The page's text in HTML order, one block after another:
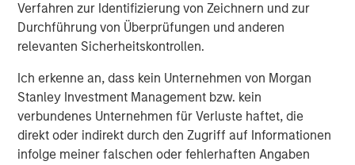
Verfahren zur Identifizierung von Zeichnern und zur
Durchführung von Überprüfungen und anderen
relevanten Sicherheitskontrollen.
Ich erkenne an, dass kein Unternehmen von Morgan
Stanley Investment Management bzw. kein
verbundenes Unternehmen für Verluste haftet, die
direkt oder indirekt durch den Zugriff auf Informationen
infolge meiner falschen oder fehlerhaften Angaben
The Authors
Anton Heese
Executive Director